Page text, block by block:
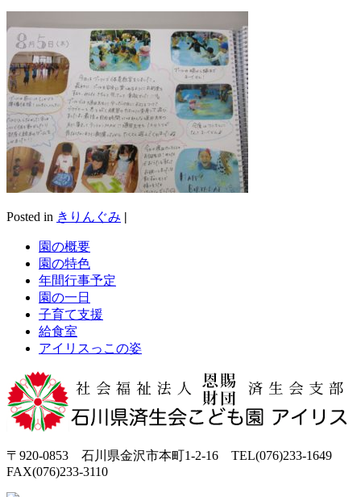
Posted in きりんぐみ |
園の概要
園の特色
年間行事予定
園の一日
子育て支援
給食室
アイリスっこの姿
〒920-0853 石川県金沢市本町1-2-16 TEL(076)233-1649
FAX(076)233-3110